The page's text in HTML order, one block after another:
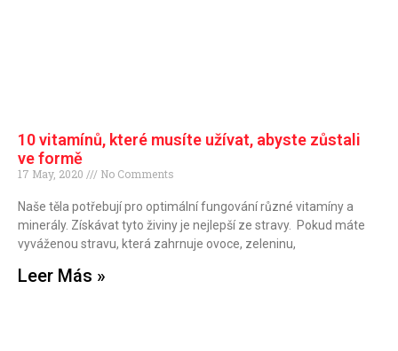
10 vitamínů, které musíte užívat, abyste zůstali
ve formě
17 May, 2020 No Comments
Naše těla potřebují pro optimální fungování různé vitamíny a
minerály. Získávat tyto živiny je nejlepší ze stravy. Pokud máte
vyváženou stravu, která zahrnuje ovoce, zeleninu,
Leer Más »